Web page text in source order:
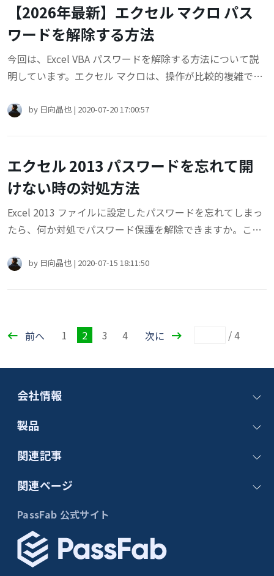
【2026年最新】エクセル マクロ パス
ワードを解除する方法
今回は、Excel VBA パスワードを解除する方法について説
明しています。エクセル マクロは、操作が比較的複雑であ
ています。従って、エクセル マクロのパスワード保護を解
by 日向晶也 | 2020-07-20 17:00:57
エクセル 2013 パスワードを忘れて開
けない時の対処方法
Excel 2013 ファイルに設定したパスワードを忘れてしまっ
たら、何か対処でパスワード保護を解除できますか。この
をまとめて説明しています。Excel 2013 パスワードのお忘
by 日向晶也 | 2020-07-15 18:11:50
前へ 1 2 3 4 次に /4
PassFab 公式サイト
会社情報
お問い合わせ
パートナー
サブスクリプション更新
製品
PassFab 4WinKey
PassFab 4EasyPartition
PassFab for Excel
PassFab for RAR
PassFab iPhone Unlock
関連記事
Windows 11
windows 10
windows 7
Windows修復
関連ページ
iPhone ロック解除
スクリーンタイム
iTunes バックアップ